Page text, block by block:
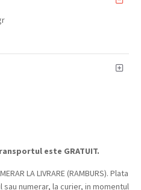
este GRATUIT.
LA LIVRARE (RAMBURS). Plata
numerar, la curier, in momentul